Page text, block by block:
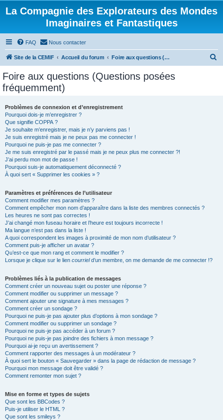
La Compagnie des Explorateurs des Mondes
Imaginaires et Fantastiques
FAQ Nous contacter
Site de la CEMIF Accueil du forum Foire aux questions (Questions posées fréquemment)
Foire aux questions (Questions posées
fréquemment)
Problèmes de connexion et d’enregistrement
Pourquoi dois-je m’enregistrer ?
Que signifie COPPA ?
Je souhaite m’enregistrer, mais je n’y parviens pas !
Je suis enregistré mais je ne peux pas me connecter !
Pourquoi ne puis-je pas me connecter ?
Je me suis enregistré par le passé mais je ne peux plus me connecter ?!
J’ai perdu mon mot de passe !
Pourquoi suis-je automatiquement déconnecté ?
À quoi sert « Supprimer les cookies » ?
Paramètres et préférences de l’utilisateur
Comment modifier mes paramètres ?
Comment empêcher mon nom d’apparaître dans la liste des membres connectés ?
Les heures ne sont pas correctes !
J’ai changé mon fuseau horaire et l’heure est toujours incorrecte !
Ma langue n’est pas dans la liste !
A quoi correspondent les images à proximité de mon nom d’utilisateur ?
Comment puis-je afficher un avatar ?
Qu’est-ce que mon rang et comment le modifier ?
Lorsque je clique sur le lien courrield’un membre, on me demande de me connecter !?
Problèmes liés à la publication de messages
Comment créer un nouveau sujet ou poster une réponse ?
Comment modifier ou supprimer un message ?
Comment ajouter une signature à mes messages ?
Comment créer un sondage ?
Pourquoi ne puis-je pas ajouter plus d’options à mon sondage ?
Comment modifier ou supprimer un sondage ?
Pourquoi ne puis-je pas accéder à un forum ?
Pourquoi ne puis-je pas joindre des fichiers à mon message ?
Pourquoi ai-je reçu un avertissement ?
Comment rapporter des messages à un modérateur ?
À quoi sert le bouton « Sauvegarder » dans la page de rédaction de message ?
Pourquoi mon message doit être validé ?
Comment remonter mon sujet ?
Mise en forme et types de sujets
Que sont les BBCodes ?
Puis-je utiliser le HTML ?
Que sont les smileys ?